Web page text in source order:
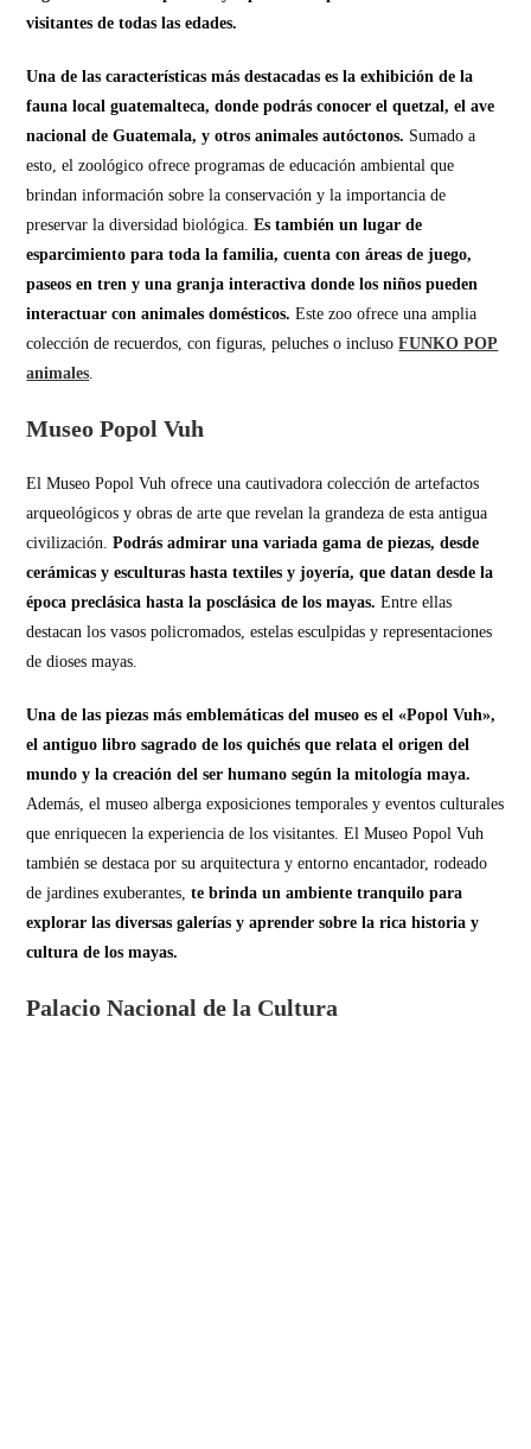
visitantes de todas las edades.
Una de las características más destacadas es la exhibición de la
fauna local guatemalteca, donde podrás conocer el quetzal, el ave
nacional de Guatemala, y otros animales autóctonos. Sumado a
esto, el zoológico ofrece programas de educación ambiental que
brindan información sobre la conservación y la importancia de
preservar la diversidad biológica.Es también un lugar de
esparcimiento para toda la familia, cuenta con áreas de juego,
paseos en tren y una granja interactiva donde los niños pueden
interactuar con animales domésticos.Este zoo ofrece una amplia
colección de recuerdos, con figuras, peluches o inclusoFUNKO POP
animales.
Museo Popol Vuh
El Museo Popol Vuh ofrece una cautivadora colección de artefactos
arqueológicos y obras de arte que revelan la grandeza de esta antigua
civilización.Podrás admirar una variada gama de piezas, desde
cerámicas y esculturas hasta textiles y joyería, que datan desde la
época preclásica hasta la posclásica de los mayas.Entre ellas
destacan los vasos policromados, estelas esculpidas y representaciones
de dioses mayas.
Una de las piezas más emblemáticas del museo es el «Popol Vuh»,
el antiguo libro sagrado de los quichés que relata el origen del
mundo y la creación del ser humano según la mitología maya.
Además, el museo alberga exposiciones temporales y eventos culturales
que enriquecen la experiencia de los visitantes. El Museo Popol Vuh
también se destaca por su arquitectura y entorno encantador, rodeado
de jardines exuberantes, te brinda un ambiente tranquilo para
explorar las diversas galerías y aprender sobre la rica historia y
cultura de los mayas.
Palacio Nacional de la Cultura